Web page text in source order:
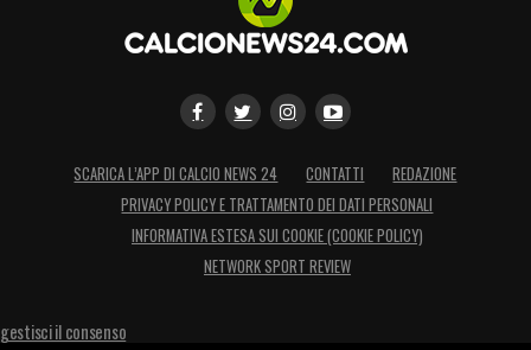
SCARICA L’APP DI CALCIO NEWS 24 CONTATTI
REDAZIONE
PRIVACY POLICY E TRATTAMENTO DEI DATI PERSONALI
INFORMATIVA ESTESA SUI COOKIE (COOKIE POLICY)
NETWORK SPORT REVIEW
gestisci il consenso